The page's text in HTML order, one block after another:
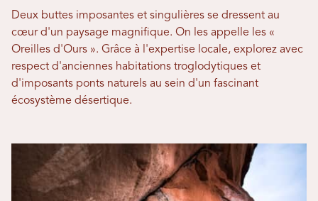
Deux buttes imposantes et singulières se dressent au
cœur d'un paysage magnifique. On les appelle les «
Oreilles d'Ours ». Grâce à l'expertise locale, explorez avec
respect d'anciennes habitations troglodytiques et
d'imposants ponts naturels au sein d'un fascinant
écosystème désertique.